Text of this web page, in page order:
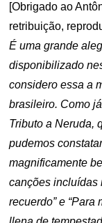
[Obrigado ao
retribuição,
É uma grande
disponibilizado
considero essa a
brasileiro. Como
Tributo a Neruda,
pudemos
magnificamente
canções incluídas
recuerdo” e “Para